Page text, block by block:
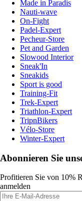
Made in Paradis
Nauti-wave
On-Fight
Padel-Expert
Pecheur-Store
Pet and Garden
Slowood Interior
Sneak'In
Sneakids
Sport is good
Training-Fit
Trek-Expert
Triathlon-Expert
TripnBikers
Vélo-Store
Winter-Expert
Abonnieren Sie
Profitieren Sie von 10%
anmelden